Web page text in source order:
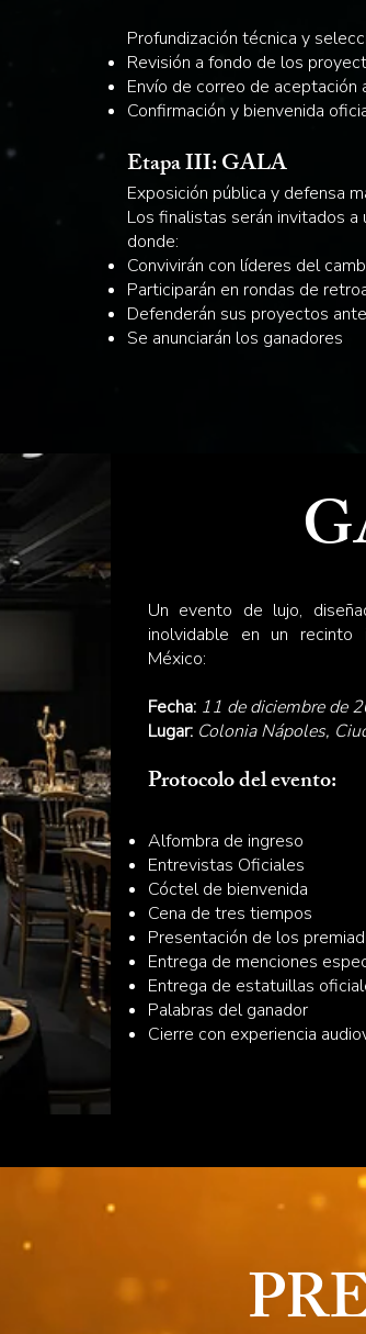
Profundización técnica y
Revisión a fondo de los
Envío de correo de aceptación
Confirmación y bienvenida
Etapa III: GALA
Exposición pública y defensa
Los finalistas serán invitados
donde:
Convivirán con líderes del
Participarán en rondas de
Defenderán sus proyectos
Se anunciarán los ganadores
Un evento de lujo,
inolvidable en un
México:
Fecha: 11 de diciembre de
Lugar: Colonia Nápoles,
Protocolo del evento:
Alfombra de ingreso
Entrevistas Oficiales
Cóctel de bienvenida
Cena de tres tiempos
Presentación de los
Entrega de menciones
Entrega de estatuillas
Palabras del ganador
Cierre con experiencia